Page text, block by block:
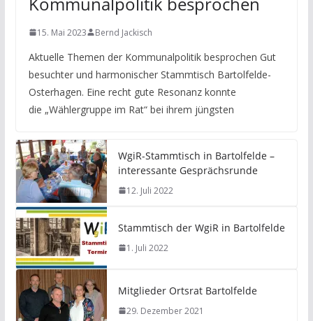
15. Mai 2023 Bernd Jackisch
Aktuelle Themen der Kommunalpolitik besprochen Gut
besuchter und harmonischer Stammtisch Bartolfelde-
Osterhagen. Eine recht gute Resonanz konnte
die „Wählergruppe im Rat“ bei ihrem jüngsten
WgiR-Stammtisch in Bartolfelde –
interessante Gesprächsrunde
12. Juli 2022
Stammtisch der WgiR in Bartolfelde
1. Juli 2022
Mitglieder Ortsrat Bartolfelde
29. Dezember 2021